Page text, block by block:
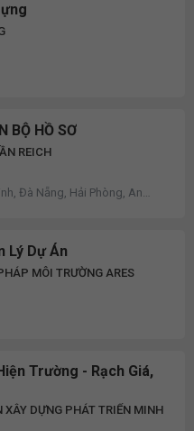
BỘ HỒ SƠ
REICH
Đà Nẵng, Hải Phòng, An
Lý Dự Án
MÔI TRƯỜNG ARES
Trường - Rạch Giá,
XÂY DỰNG PHÁT TRIỂN MINH